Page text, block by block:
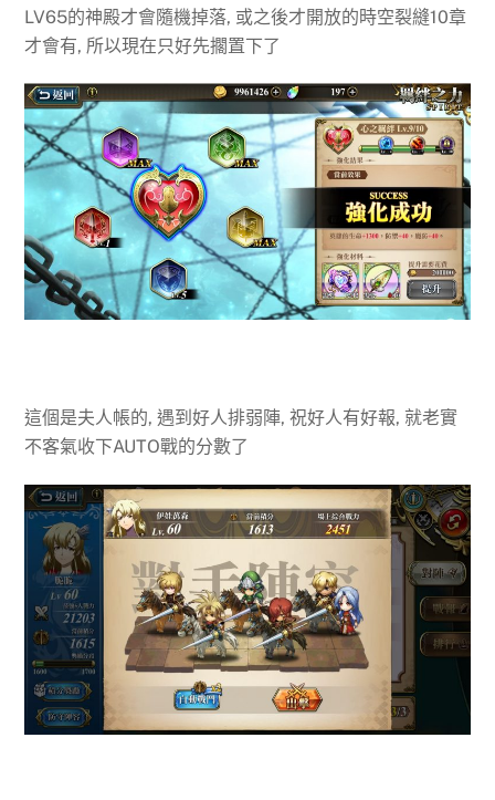
LV65的神殿才會隨機掉落, 或之後才開放的時空裂縫10章
才會有, 所以現在只好先擱置下了
這個是夫人帳的, 遇到好人排弱陣, 祝好人有好報, 就老實
不客氣收下AUTO戰的分數了